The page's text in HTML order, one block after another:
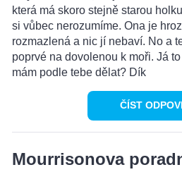
která má skoro stejně starou
si vůbec nerozumíme. Ona je
rozmazlená a nic jí nebaví. No a
poprvé na dovolenou k moři. Já
mám podle tebe dělat? Dík
ČÍST
Mourrisonova